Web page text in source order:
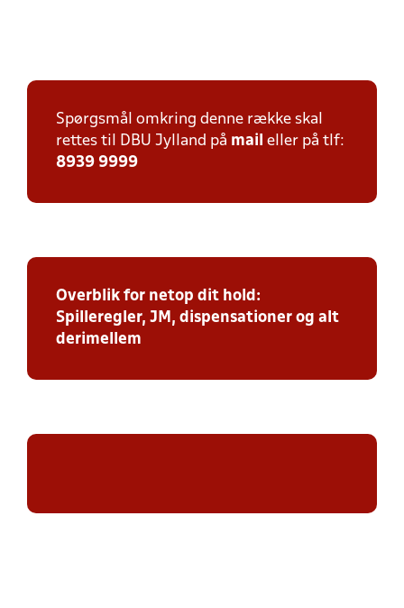
Spørgsmål omkring denne række skal
rettes til DBU Jylland på mail eller på tlf:
8939 9999
Overblik for netop dit hold:
Spilleregler, JM, dispensationer og alt
derimellem